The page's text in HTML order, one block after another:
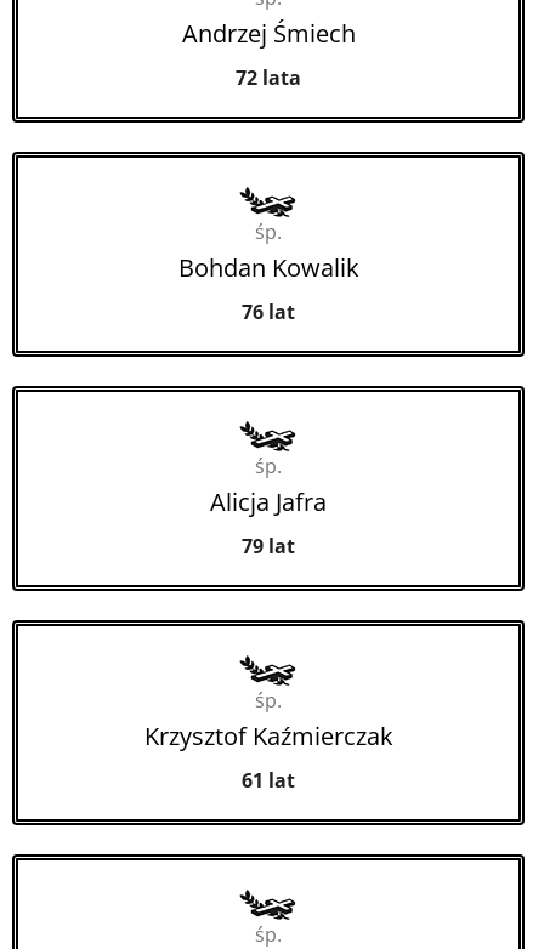
Andrzej Śmiech
72 lata
śp.
Bohdan Kowalik
76 lat
śp.
Alicja Jafra
79 lat
śp.
Krzysztof Kaźmierczak
61 lat
śp.